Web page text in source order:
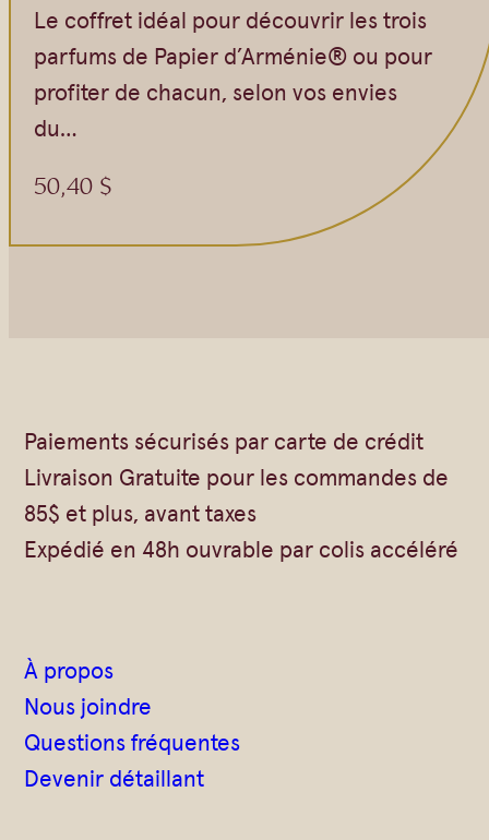
Le coffret idéal pour découvrir les trois
parfums de Papier d’Arménie® ou pour
profiter de chacun, selon vos envies
du…
50,40 $
Paiements sécurisés par carte de crédit
Livraison Gratuite pour les commandes de
85$ et plus, avant taxes
Expédié en 48h ouvrable par colis accéléré
À propos
Nous joindre
Questions fréquentes
Devenir détaillant